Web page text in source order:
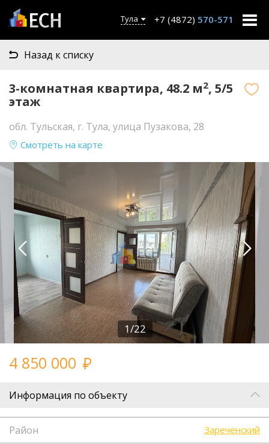
Тула +7 (4872) 570-571
Назад к списку
3-комнатная квартира, 48.2 м2, 5/5
этаж
обл. Тульская, г. Тула, улица Пузакова, 28
Смотреть на карте
1/22
4 850 000
Информация по объекту
Район Зареченский